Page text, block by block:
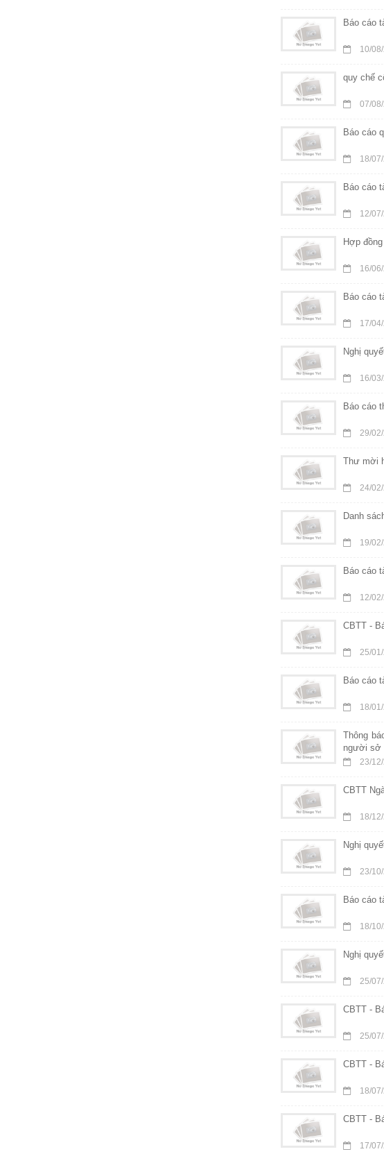
Báo cáo
10/
quy chế
07/
Báo cáo
18/
Báo cáo
12/
Hợp
16/
Báo cáo
17/
Nghị
16/
Báo cáo
29/
Thư mời
24/
Danh
19/
Báo cáo
12/
CBTT -
25/
Báo cáo
18/
Thông
người sở
23/
CBTT
18/
Nghị
23/
Báo cáo
18/
Nghị
25/
CBTT -
25/
CBTT -
18/
CBTT -
17/